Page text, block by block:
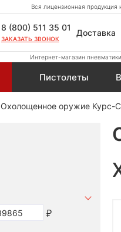
Вся лицензионная
8 (800) 511 35 01
ЗАКАЗАТЬ ЗВОНОК
Доставка
Интернет-магазин
Пистолеты
Охолощенное оружие Курс-С